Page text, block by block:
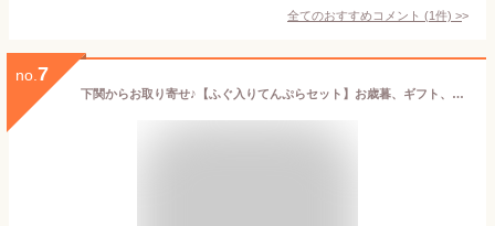
全てのおすすめコメント (1件) >
no. 7
下関からお取り寄せ♪【ふぐ入りてんぷらセット】お歳暮、ギフト、贈り物、酒の肴、自分用、快気祝い、名物、手土産、ご褒美、食品、海産物、山口、下関、唐戸市場、市村蒲鉾、かまぼこ、ふくちくわ、白波ちくわ